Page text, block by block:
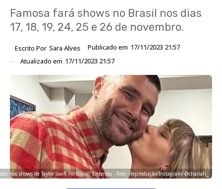
Famosa fará shows no Brasil nos dias
17, 18, 19, 24, 25 e 26 de novembro.
Escrito Por Sara Alves Publicado em 17/11/2023 21:57
Atualizado em 17/11/2023 21:57
nos shows de Taylor Swift no Brasil? Entenda - Foto: Reprodução/Instagram/@chariah_